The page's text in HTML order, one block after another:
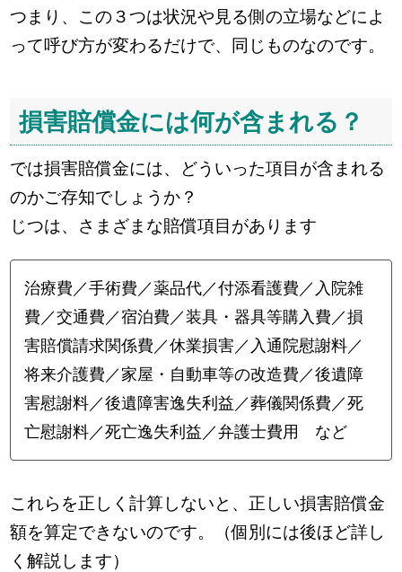
つまり、この３つは状況や見る側の立場などによ
って呼び方が変わるだけで、同じものなのです。
損害賠償金には何が含まれる？
では損害賠償金には、どういった項目が含まれる
のかご存知でしょうか？
じつは、さまざまな賠償項目があります
治療費／手術費／薬品代／付添看護費／入院雑
費／交通費／宿泊費／装具・器具等購入費／損
害賠償請求関係費／休業損害／入通院慰謝料／
将来介護費／家屋・自動車等の改造費／後遺障
害慰謝料／後遺障害逸失利益／葬儀関係費／死
亡慰謝料／死亡逸失利益／弁護士費用 など
これらを正しく計算しないと、正しい損害賠償金
額を算定できないのです。（個別には後ほど詳し
く解説します）